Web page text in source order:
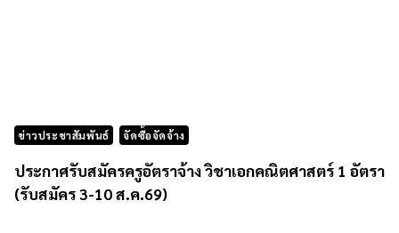
ข่าวประชาสัมพันธ์ จัดซื้อจัดจ้าง
ประกาศรับสมัครครูอัตราจ้าง วิชาเอกคณิตศาสตร์ 1 อัตรา
(รับสมัคร 3-10 ส.ค.69)